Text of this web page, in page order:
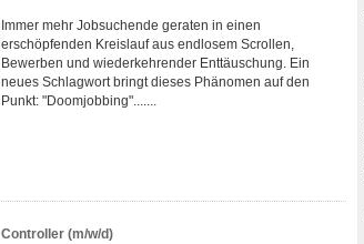
Immer mehr Jobsuchende geraten in einen
erschöpfenden Kreislauf aus endlosem Scrollen,
Bewerben und wiederkehrender Enttäuschung. Ein
neues Schlagwort bringt dieses Phänomen auf den
Punkt: "Doomjobbing".......
Controller (m/w/d)